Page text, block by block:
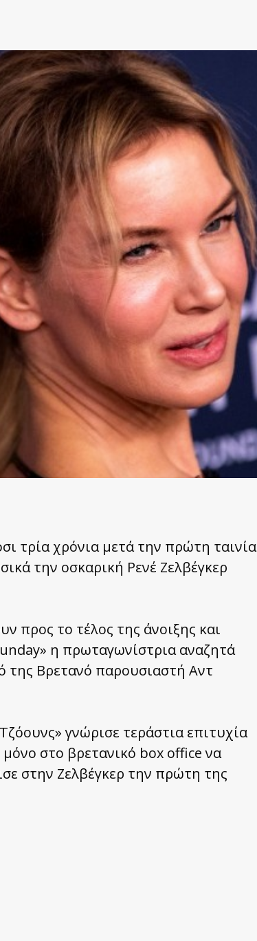
τρία χρόνια μετά την πρώτη ταινία
την οσκαρική Ρενέ Ζελβέγκερ
προς το τέλος της άνοιξης και
η πρωταγωνίστρια αναζητά
της Βρετανό παρουσιαστή Αντ
γνώρισε τεράστια επιτυχία
στο βρετανικό box office να
στην Ζελβέγκερ την πρώτη της